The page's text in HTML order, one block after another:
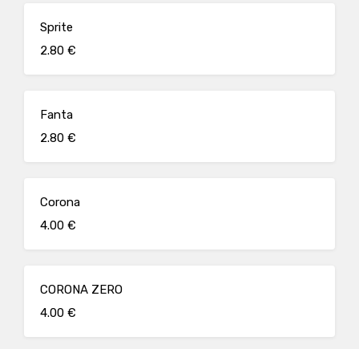
Sprite
2.80 €
Fanta
2.80 €
Corona
4.00 €
CORONA ZERO
4.00 €